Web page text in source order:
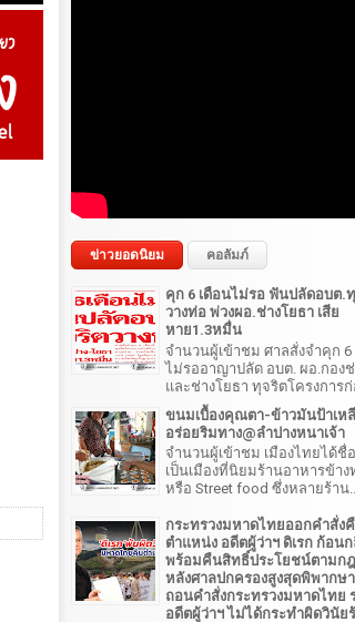
ข่าวยอดนิยม คอลัมภ์
คุก 6 เดือนไม่รอ ฟันปลัดอบต.
วางท่อ พ่วงผอ.ช่างโยธา เสีย
หาย1.3หมื่น
จำนวนผู้เข้าชม ศาลสั่งจำคุก 6
ไม่รออาญาปลัด อบต. ผอ.กอง
และช่างโยธา ทุจริตโครงการก่
ขนมเบื้องคุณตา-ข้าวมันป้าเห
อร่อยริมทาง@ลำปางหนาเจ้า
จำนวนผู้เข้าชม เมืองไทยได้ชื่
เป็นเมืองที่นิยมร้านอาหารข้าง
หรือ Street food ซึ่งหลายร้าน
กระทรวงมหาดไทยออกคำสั่ง
ตำแหน่ง อดีตผู้ว่าฯ ดิเรก ก้อน
พร้อมคืนสิทธิ์ประโยชน์ตามก
หลังศาลปกครองสูงสุดพิพากษ
ถอนคำสั่งกระทรวงมหาดไทย
อดีตผู้ว่าฯ ไม่ได้กระทำผิดวินัย